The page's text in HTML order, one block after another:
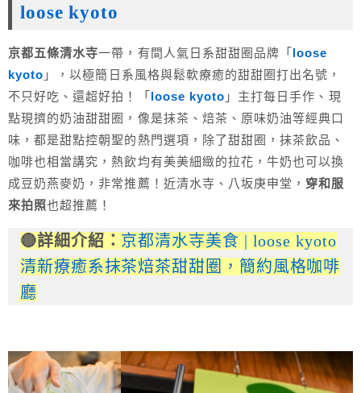
loose kyoto
京都五條清水寺一帶，有間人氣日系甜甜圈品牌「 loose
kyoto 」，以極簡日系風格與鬆軟療癒的甜甜圈打出名號，
不只好吃、還超好拍！「 loose kyoto 」主打每日手作、現
點現擠的奶油甜甜圈，像是抹茶、焙茶、原味奶油等經典口
味，都是甜點控朝聖的熱門選項，除了甜甜圈，抹茶飲品、
咖啡也相當講究，熱飲均有美美細緻的拉花，牛奶也可以換
成豆奶燕麥奶，非常推薦！近清水寺、八坂庚申堂， 穿和服
來拍照也超推薦！
🔴詳細介紹 ： 京都清水寺美食 | loose kyoto
清新療癒系抹茶焙茶甜甜圈，簡約風格咖啡
廳